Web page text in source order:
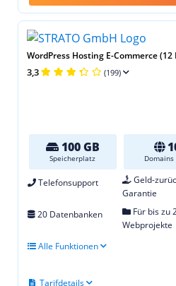
WordPress Hosting E-Commerce (12
3,3 (199)
100 GB
Speicherplatz Domains
Telefonsupport
Geld-
Garantie
20 Datenbanken
Für bis zu
Webprojekte
Alle Funktionen
Tarifdetails